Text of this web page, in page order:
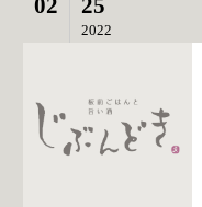
2022